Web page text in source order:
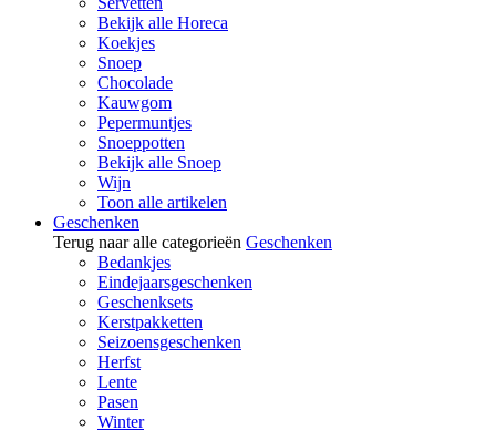
Bekijk alle Horeca
Koekjes
Snoep
Chocolade
Kauwgom
Pepermuntjes
Snoeppotten
Bekijk alle Snoep
Wijn
Toon alle artikelen
Geschenken
Terug naar alle categorieën Geschenken
Bedankjes
Eindejaarsgeschenken
Geschenksets
Kerstpakketten
Seizoensgeschenken
Herfst
Lente
Pasen
Winter